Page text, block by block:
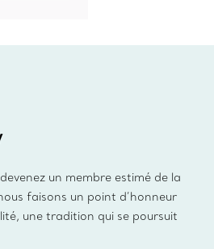
un membre estimé de la
faisons un point d’honneur
une tradition qui se poursuit